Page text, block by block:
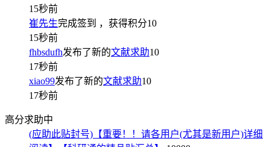
15秒前
崔先生完成签到 ，获得积分10
15秒前
fhbsdufh发布了新的文献求助10
17秒前
xiao99发布了新的文献求助10
17秒前
高分求助中
(应助此贴封号)【重要！！请各用户(尤其是新用户)详细